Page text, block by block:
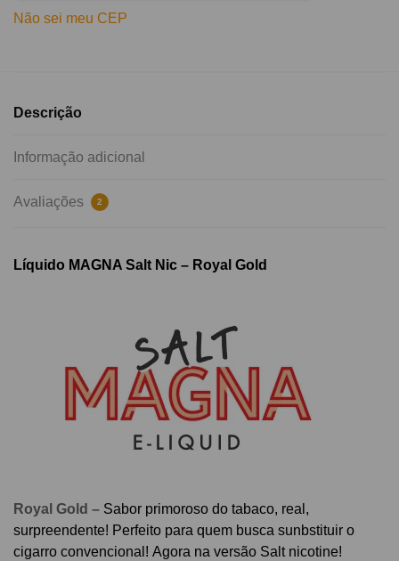
Não sei meu CEP
Descrição
Informação adicional
Avaliações 2
Líquido MAGNA Salt Nic – Royal Gold
Royal Gold – Sabor primoroso do tabaco, real,
surpreendente! Perfeito para quem busca sunbstituir o
cigarro convencional! Agora na versão Salt nicotine!